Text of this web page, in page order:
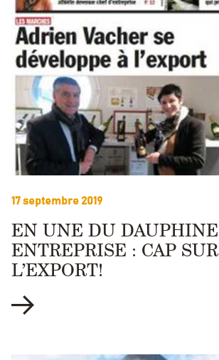
17 septembre 2019
EN UNE DU DAUPHINE
ENTREPRISE : CAP SUR
L’EXPORT!